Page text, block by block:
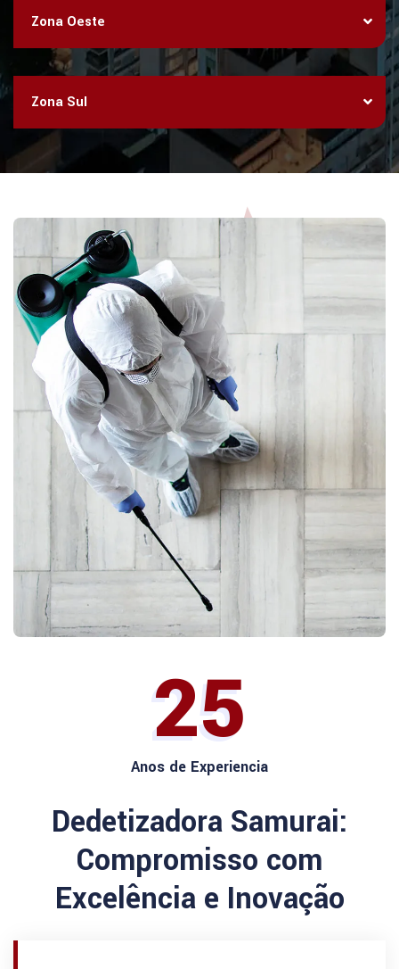
Zona Oeste
Zona Sul
25
Anos de Experiencia
Dedetizadora Samurai:
Compromisso com
Excelência e Inovação